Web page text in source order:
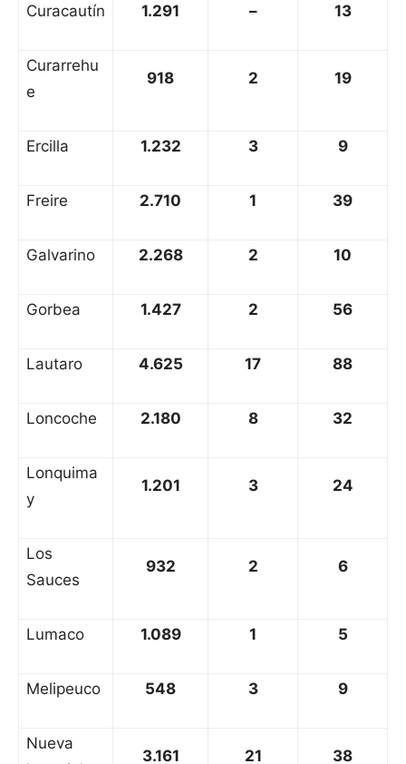
Curacautín 1.291 – 13
Curarrehu
e
918 2 19
Ercilla 1.232 3 9
Freire 2.710 1 39
Galvarino 2.268 2 10
Gorbea 1.427 2 56
Lautaro 4.625 17 88
Loncoche 2.180 8 32
Lonquima
y
1.201 3 24
Los
Sauces
932 2 6
Lumaco 1.089 1 5
Melipeuco 548 3 9
Nueva
3.161 21 38